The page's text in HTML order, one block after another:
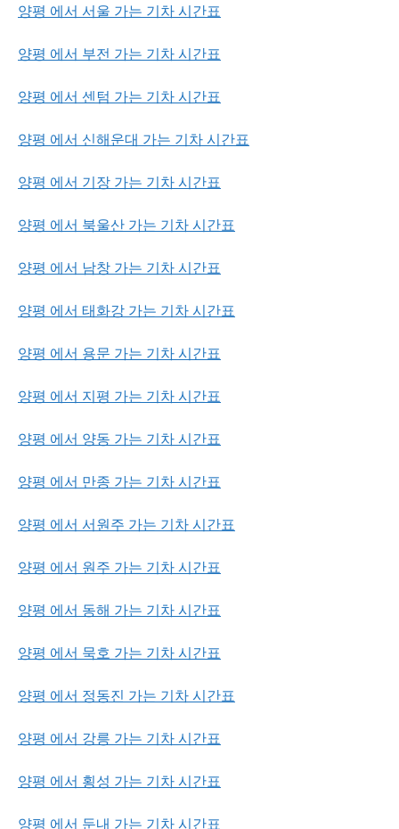
양평 에서 서울 가는 기차 시간표
양평 에서 부전 가는 기차 시간표
양평 에서 센텀 가는 기차 시간표
양평 에서 신해운대 가는 기차 시간표
양평 에서 기장 가는 기차 시간표
양평 에서 북울산 가는 기차 시간표
양평 에서 남창 가는 기차 시간표
양평 에서 태화강 가는 기차 시간표
양평 에서 용문 가는 기차 시간표
양평 에서 지평 가는 기차 시간표
양평 에서 양동 가는 기차 시간표
양평 에서 만종 가는 기차 시간표
양평 에서 서원주 가는 기차 시간표
양평 에서 원주 가는 기차 시간표
양평 에서 동해 가는 기차 시간표
양평 에서 묵호 가는 기차 시간표
양평 에서 정동진 가는 기차 시간표
양평 에서 강릉 가는 기차 시간표
양평 에서 횡성 가는 기차 시간표
양평 에서 둔내 가는 기차 시간표